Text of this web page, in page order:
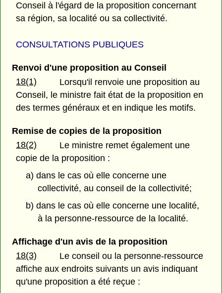
Conseil à l'égard de la proposition concernant
sa région, sa localité ou sa collectivité.
CONSULTATIONS PUBLIQUES
Renvoi d'une proposition au Conseil
18(1)
Lorsqu'il renvoie une proposition au
Conseil, le ministre fait état de la proposition en
des termes généraux et en indique les motifs.
Remise de copies de la proposition
18(2)
Le ministre remet également une
copie de la proposition :
a) dans le cas où elle concerne une
collectivité, au conseil de la collectivité;
b) dans le cas où elle concerne une localité,
à la personne-ressource de la localité.
Affichage d'un avis de la proposition
18(3)
Le conseil ou la personne-ressource
affiche aux endroits suivants un avis indiquant
qu'une proposition a été reçue :